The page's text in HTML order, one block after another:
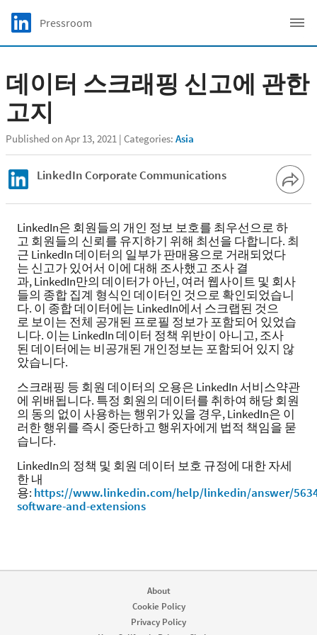
Skip to main content
LinkedIn Logo
Pressroom
데이터 스크래핑 신고에 관한
고지
Published on Apr 13, 2021 Categories: Asia
LinkedIn Corporate Communications
LinkedIn은 회원들의 개인 정보 보호를 최우선으로 하
고 회원들의 신뢰를 유지하기 위해 최선을 다합니다. 최
근 LinkedIn 데이터의 일부가 판매용으로 거래되었다
는 신고가 있어서 이에 대해 조사했고 조사 결
과, LinkedIn만의 데이터가 아닌, 여러 웹사이트 및 회사
들의 종합 집계 형식인 데이터인 것으로 확인되었습니
다. 이 종합 데이터에는 LinkedIn에서 스크랩된 것으
로 보이는 전체 공개된 프로필 정보가 포함되어 있었습
니다. 이는 LinkedIn 데이터 정책 위반이 아니고, 조사
된 데이터에는 비공개된 개인정보는 포함되어 있지 않
았습니다.
스크래핑 등 회원 데이터의 오용은 LinkedIn 서비스약관
에 위배됩니다. 특정 회원의 데이터를 취하여 해당 회원
의 동의 없이 사용하는 행위가 있을 경우, LinkedIn은 이
러한 행위를 즉시 중단하고 행위자에게 법적 책임을 묻
습니다.
LinkedIn의 정책 및 회원 데이터 보호 규정에 대한 자세
한 내
용: https://www.linkedin.com/help/linkedin/answer/
software-and-extensions
About
Cookie Policy
Privacy Policy